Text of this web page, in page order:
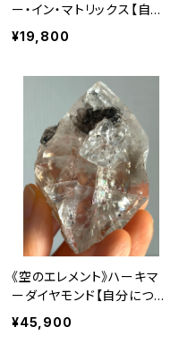
ー・イン・マトリックス【自分
につながる扉を開く】
¥19,800
《空のエレメント》ハーキマ
ーダイヤモンド【自分につな
がる扉を開く】
¥45,900